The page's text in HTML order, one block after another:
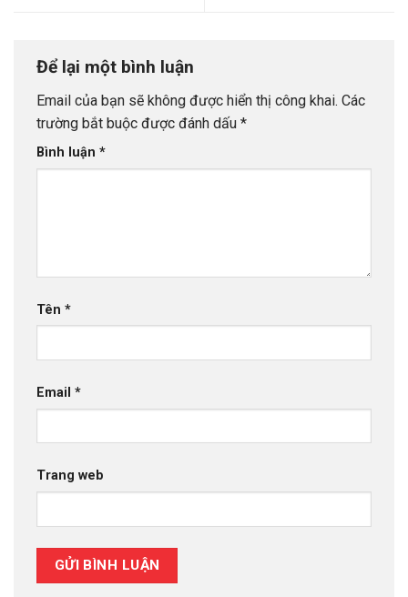
Để lại một bình luận
Email của bạn sẽ không được hiển thị công khai. Các
trường bắt buộc được đánh dấu *
Bình luận *
Tên *
Email *
Trang web